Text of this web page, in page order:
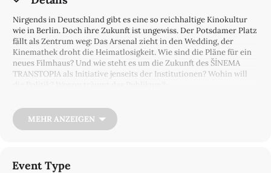
Nirgends in Deutschland gibt es eine so reichhaltige Kinokultur
wie in Berlin. Doch ihre Zukunft ist ungewiss. Der Potsdamer Platz
fällt als Zentrum weg: Das Arsenal zieht in den Wedding, der
Kinemathek droht die Heimatlosigkeit. Wie sind die Pläne für ein
neues Filmhaus? Und wie steht es um die Zukunft des ŠİNEMA
TRANSTOPIA als Initiative jenseits der Institutionen? Wohin will
Filmkritik e.V.
Impuls: Christoph Hochhäusler (Regisseur)
(Deutsche Kinemathek), Stefanie Schulte Strathaus (Arsenal), u. a.
MEHR ANZEIGEN
Event Type